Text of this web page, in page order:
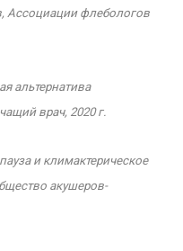
Ассоциации флебологов
альтернатива
врач, 2020 г.
и климактерическое
акушеров-